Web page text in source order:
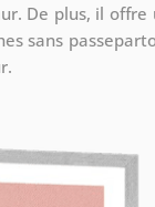
De plus, il offre
sans